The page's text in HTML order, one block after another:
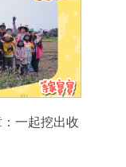
一起挖出收